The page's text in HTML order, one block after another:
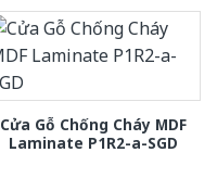
Cửa Gỗ Chống Cháy MDF
Laminate P1R2-a-SGD